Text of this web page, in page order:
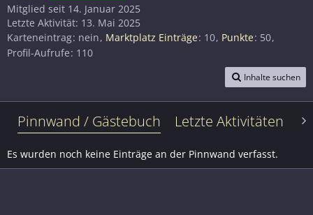
Mitglied seit 14. Januar 2025
Letzte Aktivität: 13. Mai 2025
Karteneintrag nein Marktplatz Einträge 10 Punkte 50
Profil-Aufrufe 110
Inhalte suchen
Pinnwand / Gästebuch Letzte Aktivitäten
Es wurden noch keine Einträge an der Pinnwand verfasst.